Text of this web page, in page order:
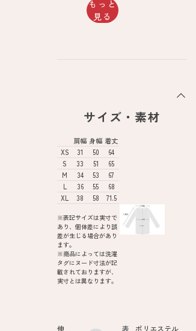
もっと
見る
サイズ・素材
肩幅 身幅 着丈
XS
31 50
64
S
33 51
65
M
34 53
67
L
36 55
68
XL
38 58 71.5
※表記サイズは実寸で
あり、個体差により誤
差が生じる場合があり
ます。
※商品によっては洗濯
タグにヌード寸法が記
載されておりますが、
実寸とは異なります。
伸 表 ポリエステル